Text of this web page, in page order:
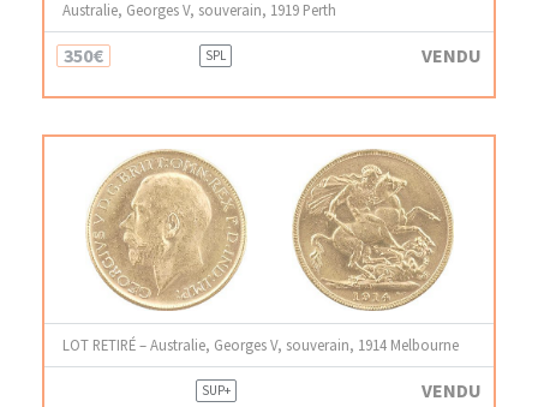
Australie, Georges V, souverain, 1919 Perth
350€ SPL VENDU
LOT RETIRÉ – Australie, Georges V, souverain, 1914 Melbourne
SUP+ VENDU